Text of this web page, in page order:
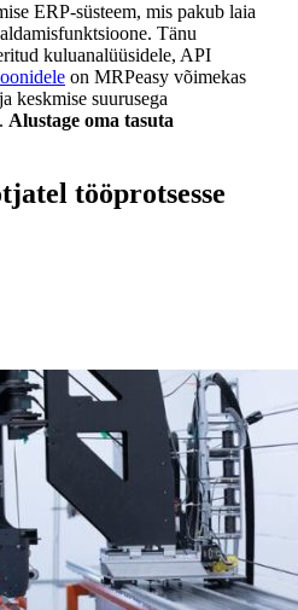
ERP-süsteem, mis pakub laia
Tänu
kuluanalüüsidele, API
on MRPeasy võimekas
keskmise suurusega
Alustage oma tasuta
tööprotsesse